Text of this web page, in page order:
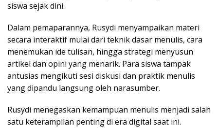
siswa sejak dini.
Dalam pemaparannya, Rusydi menyampaikan materi
secara interaktif mulai dari teknik dasar menulis, cara
menemukan ide tulisan, hingga strategi menyusun
artikel dan opini yang menarik. Para siswa tampak
antusias mengikuti sesi diskusi dan praktik menulis
yang dipandu langsung oleh narasumber.
Rusydi menegaskan kemampuan menulis menjadi salah
satu keterampilan penting di era digital saat ini.